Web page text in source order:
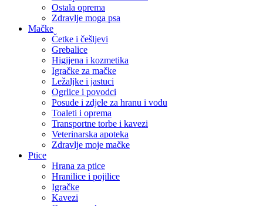
Ostala oprema
Zdravlje moga psa
Mačke
Četke i češljevi
Grebalice
Higijena i kozmetika
Igračke za mačke
Ležaljke i jastuci
Ogrlice i povodci
Posude i zdjele za hranu i vodu
Toaleti i oprema
Transportne torbe i kavezi
Veterinarska apoteka
Zdravlje moje mačke
Ptice
Hrana za ptice
Hranilice i pojilice
Igračke
Kavezi